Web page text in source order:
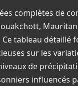
complètes de
tableau détaillé
sur les
de
influencés